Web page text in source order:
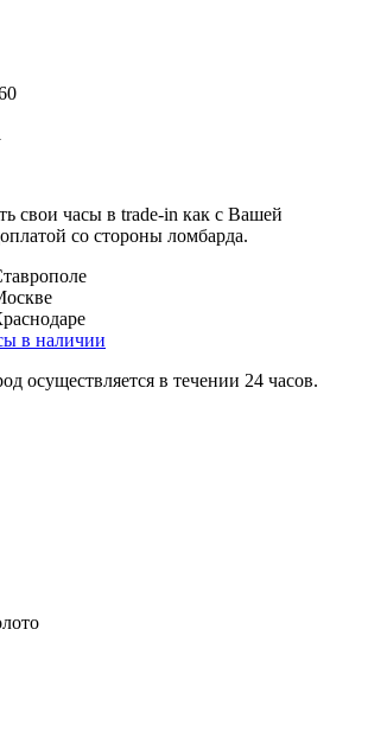
свои часы в trade-in как с Вашей
со стороны ломбарда.
в наличии
осуществляется в течении 24 часов.